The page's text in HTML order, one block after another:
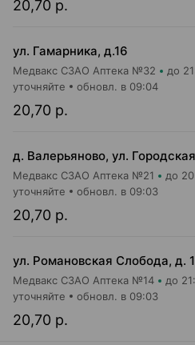
20,70 р.
ул. Гамарника, д.16
Медвакс СЗАО Аптека №32 до
20,70 р.
уточняйте обновл. в 09:04
д. Валерьяново, ул.
Медвакс СЗАО Аптека №21 до
20,70 р.
уточняйте обновл. в 09:03
ул. Романовская Слобода, д.
Медвакс СЗАО Аптека №14 до
20,70 р.
уточняйте обновл. в 09:03